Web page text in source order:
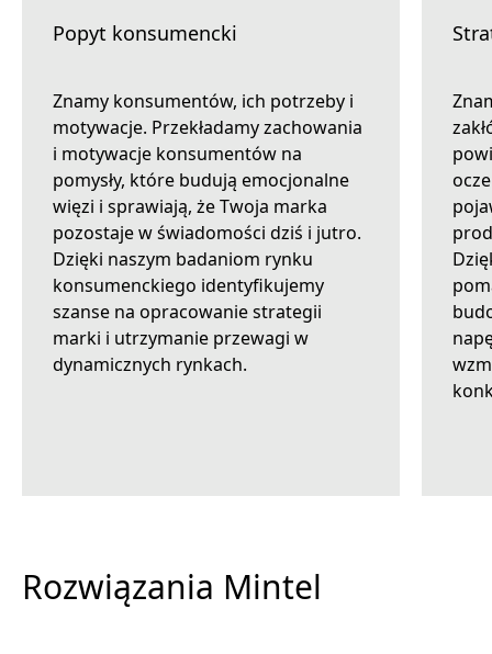
Popyt konsumencki
Znamy konsumentów, ich potrzeby i
motywacje. Przekładamy zachowania
i motywacje konsumentów na
pomysły, które budują emocjonalne
więzi i sprawiają, że Twoja marka
pozostaje w świadomości dziś i jutro.
Dzięki naszym badaniom rynku
konsumenckiego identyfikujemy
szanse na opracowanie strategii
marki i utrzymanie przewagi w
dynamicznych rynkach.
Rozwiązania Mintel
Dostępne, kiedy tylko potrzebujesz
Konsulting